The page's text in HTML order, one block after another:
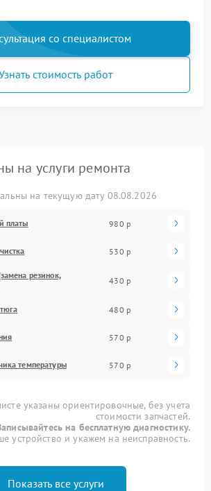
со специалистом
стоимость работ
на услуги ремонта
на текущую дату 08.08.2026
платы 980 р
530 р
резинок,
430 р
480 р
570 р
температуры 570 р
указаны ориентировочные, без учета
стоимости запчастей.
на бесплатную диагностику.
устройство и укажем на неисправность.
Показать все услуги